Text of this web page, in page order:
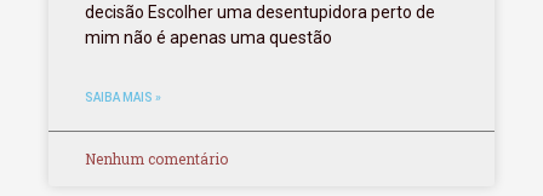
decisão Escolher uma desentupidora perto de
mim não é apenas uma questão
SAIBA MAIS »
Nenhum comentário